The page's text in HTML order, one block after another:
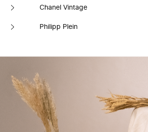
Chanel Vintage
Philipp Plein